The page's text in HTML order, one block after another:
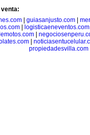
guiasanjusto.com
logisticaeneventos.com
|
|
propiedadesvilla.com